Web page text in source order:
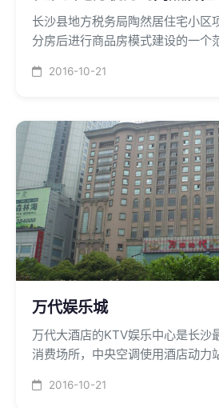
长沙县地方税务局陶然居住宅小区
分房后进行商品房模式建设的一个
空调系统采用二台250万大卡的远
2016-10-21
万代娱乐城
万代大酒店的KTV娱乐中心是长沙
消费场所，中央空调使用酒店动力
2016-10-21